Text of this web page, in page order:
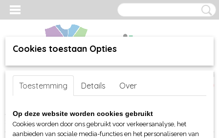
Inloggen Registreren
(0)
Home >webshop>Per merk >Gildan >Voor kinderen
> Gildan Sweater met kap en rits
Cookies toestaan Opties
Toestemming Details Over
Op deze website worden cookies gebruikt
Cookies worden door ons gebruikt voor verkeersanalyse, het
aanbieden van sociale media-functies en het personaliseren van